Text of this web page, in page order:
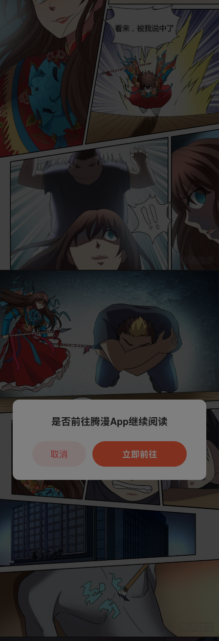
是否前往腾漫App继续阅读
立即前往
取消